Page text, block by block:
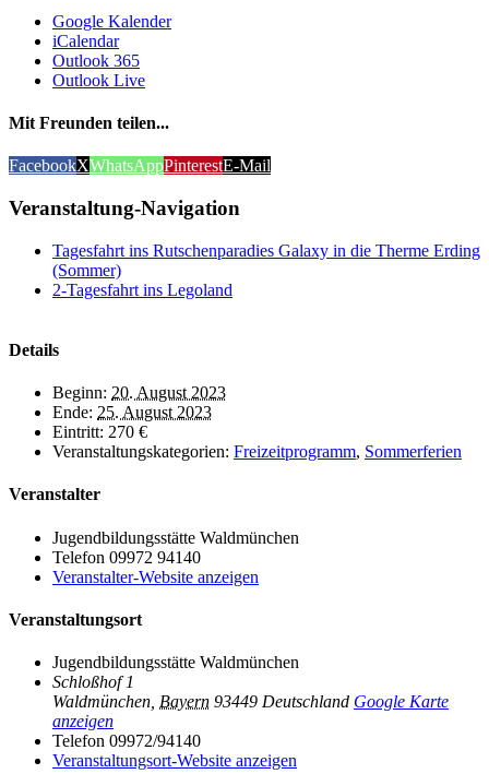
Google Kalender
iCalendar
Outlook 365
Outlook Live
Mit Freunden teilen...
FacebookXWhatsAppPinterestE-Mail
Veranstaltung-Navigation
Tagesfahrt ins Rutschenparadies Galaxy in die Therme Erding
(Sommer)
2-Tagesfahrt ins Legoland
Details
Beginn: 20. August 2023
Ende: 25. August 2023
Eintritt: 270 €
Veranstaltungskategorien: Freizeitprogramm, Sommerferien
Veranstalter
Jugendbildungsstätte Waldmünchen
Telefon 09972 94140
Veranstalter-Website anzeigen
Veranstaltungsort
Jugendbildungsstätte Waldmünchen
Schloßhof 1
Waldmünchen Bayern 93449 Deutschland Google Karte
anzeigen
Telefon 09972/94140
Veranstaltungsort-Website anzeigen